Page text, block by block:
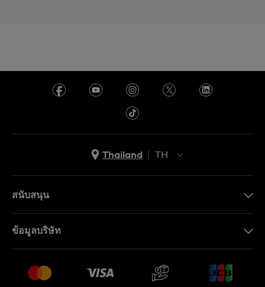
Thailand
TH
สนับสนุน
คำถามที่พบบ่อย (FAQ)
เงื่อนไขหลังการขาย
ข้อมูลบริษัท
งาน